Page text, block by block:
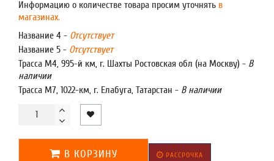
Информацию о количестве товара просим уточнять в
магазинах.
Название 4 - Отсутствует
Название 5 - Отсутствует
Трасса М4, 995-й км, г. Шахты Ростовская обл (на Москву) - В
наличии
Трасса М7, 1022-км, г. Елабуга, Татарстан - В наличии
В КОРЗИНУ РАССРОЧКА